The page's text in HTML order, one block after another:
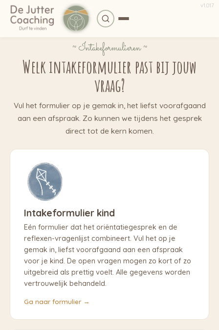
~ Intakeformulieren ~
Welk intakeformulier past bij jouw
vraag?
Vul het formulier op je gemak in, het liefst voorafgaand
aan een afspraak. Zo kunnen we tijdens het gesprek
direct tot de kern komen.
Intakeformulier kind
Eén formulier dat het oriëntatiegesprek en de
reflexen-vragenlijst combineert. Vul het op je
gemak in, liefst voorafgaand aan een afspraak
voor je kind. De open vragen mogen zo kort of zo
uitgebreid als prettig voelt. Alle gegevens worden
vertrouwelijk behandeld.
Ga naar formulier →
v1.017